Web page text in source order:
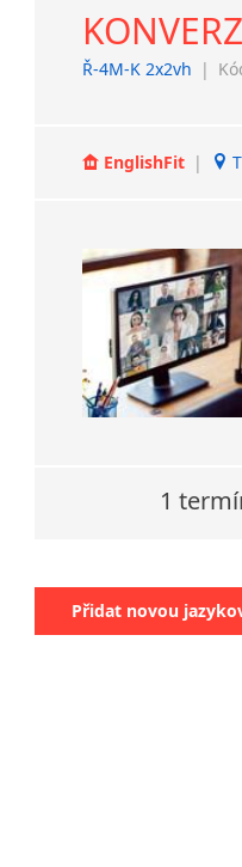
Ř-4M-K 2x2vh |
EnglishFit |
1
Přidat novou